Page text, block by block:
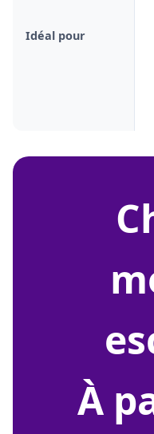
Idéal pour
chaise
À